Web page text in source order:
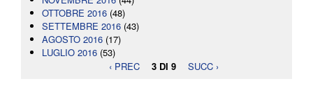
OTTOBRE 2016 (48)
SETTEMBRE 2016 (43)
AGOSTO 2016 (17)
LUGLIO 2016 (53)
‹ PREC
3 DI 9 SUCC ›